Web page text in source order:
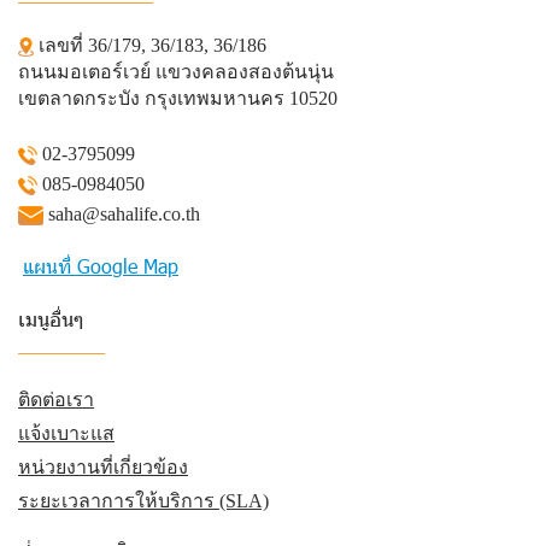
เลขที่ 36/179, 36/183, 36/186
ถนนมอเตอร์เวย์ แขวงคลองสองต้นนุ่น
เขตลาดกระบัง กรุงเทพมหานคร 10520
02-3795099
085-0984050
saha@sahalife.co.th
แผนที่ Google Map
เมนูอื่นๆ
ติดต่อเรา
แจ้งเบาะแส
หน่วยงานที่เกี่ยวข้อง
ระยะเวลาการให้บริการ (SLA)